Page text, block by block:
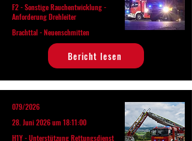
F2 - Sonstige Rauchentwicklung -
Anforderung Drehleiter
Brachttal - Neuenschmitten
Bericht lesen
079/2026
28. Juni 2026 um 18:11:00
H1Y - Unterstützung Rettungsdienst